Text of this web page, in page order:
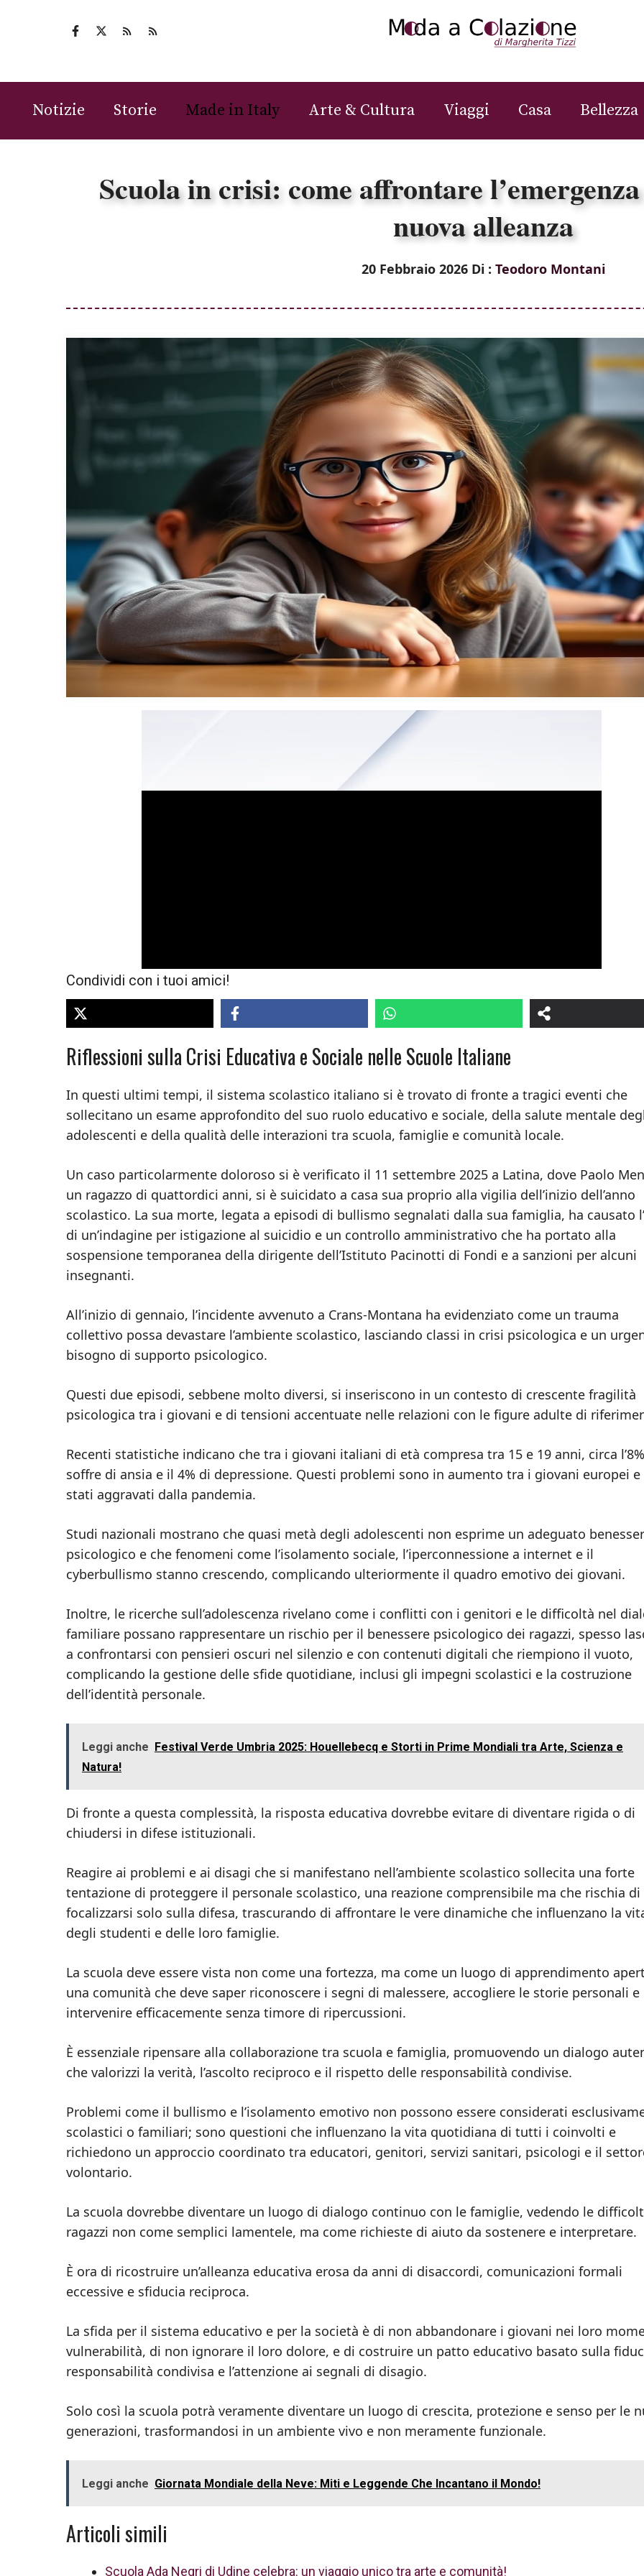
Notizie Storie Made in Italy Arte & Cultura Viaggi Casa Bellezza
Scuola in crisi: come affrontare
nuova alleanza
20 Febbraio 2026 Di : Teodoro Montani
Condividi con i tuoi amici!
Riflessioni sulla Crisi Educativa e Sociale nelle Scuole Italiane
In questi ultimi tempi, il sistema scolastico italiano si è trovato di fronte a tragici eventi che
sollecitano un esame approfondito del suo ruolo educativo e sociale, della salute mentale
adolescenti e della qualità delle interazioni tra scuola, famiglie e comunità locale.
Un caso particolarmente doloroso si è verificato il 11 settembre 2025 a Latina, dove Paolo
un ragazzo di quattordici anni, si è suicidato a casa sua proprio alla vigilia dell’inizio dell’anno
scolastico. La sua morte, legata a episodi di bullismo segnalati dalla sua famiglia, ha causato
di un’indagine per istigazione al suicidio e un controllo amministrativo che ha portato alla
sospensione temporanea della dirigente dell’Istituto Pacinotti di Fondi e a sanzioni per alcuni
insegnanti.
All’inizio di gennaio, l’incidente avvenuto a Crans-Montana ha evidenziato come un trauma
collettivo possa devastare l’ambiente scolastico, lasciando classi in crisi psicologica e un
bisogno di supporto psicologico.
Questi due episodi, sebbene molto diversi, si inseriscono in un contesto di crescente fragilità
psicologica tra i giovani e di tensioni accentuate nelle relazioni con le figure adulte di
Recenti statistiche indicano che tra i giovani italiani di età compresa tra 15 e 19 anni, circa l’8%
soffre di ansia e il 4% di depressione. Questi problemi sono in aumento tra i giovani europei e
stati aggravati dalla pandemia.
Studi nazionali mostrano che quasi metà degli adolescenti non esprime un adeguato
psicologico e che fenomeni come l’isolamento sociale, l’iperconnessione a internet e il
cyberbullismo stanno crescendo, complicando ulteriormente il quadro emotivo dei giovani.
Inoltre, le ricerche sull’adolescenza rivelano come i conflitti con i genitori e le difficoltà nel
familiare possano rappresentare un rischio per il benessere psicologico dei ragazzi, spesso
a confrontarsi con pensieri oscuri nel silenzio e con contenuti digitali che riempiono il vuoto,
complicando la gestione delle sfide quotidiane, inclusi gli impegni scolastici e la costruzione
dell’identità personale.
Leggi anche Festival Verde Umbria 2025: Houellebecq e Storti in Prime Mondiali tra Arte, Scienza e
Natura!
Di fronte a questa complessità, la risposta educativa dovrebbe evitare di diventare rigida o di
chiudersi in difese istituzionali.
Reagire ai problemi e ai disagi che si manifestano nell’ambiente scolastico sollecita una forte
tentazione di proteggere il personale scolastico, una reazione comprensibile ma che rischia di
focalizzarsi solo sulla difesa, trascurando di affrontare le vere dinamiche che influenzano la
degli studenti e delle loro famiglie.
La scuola deve essere vista non come una fortezza, ma come un luogo di apprendimento
una comunità che deve saper riconoscere i segni di malessere, accogliere le storie personali e
intervenire efficacemente senza timore di ripercussioni.
È essenziale ripensare alla collaborazione tra scuola e famiglia, promuovendo un dialogo
che valorizzi la verità, l’ascolto reciproco e il rispetto delle responsabilità condivise.
Problemi come il bullismo e l’isolamento emotivo non possono essere considerati
scolastici o familiari; sono questioni che influenzano la vita quotidiana di tutti i coinvolti e
richiedono un approccio coordinato tra educatori, genitori, servizi sanitari, psicologi e il
volontario.
La scuola dovrebbe diventare un luogo di dialogo continuo con le famiglie, vedendo le
ragazzi non come semplici lamentele, ma come richieste di aiuto da sostenere e interpretare.
È ora di ricostruire un’alleanza educativa erosa da anni di disaccordi, comunicazioni formali
eccessive e sfiducia reciproca.
La sfida per il sistema educativo e per la società è di non abbandonare i giovani nei loro
vulnerabilità, di non ignorare il loro dolore, e di costruire un patto educativo basato sulla
responsabilità condivisa e l’attenzione ai segnali di disagio.
Solo così la scuola potrà veramente diventare un luogo di crescita, protezione e senso per le
generazioni, trasformandosi in un ambiente vivo e non meramente funzionale.
Leggi anche Giornata Mondiale della Neve: Miti e Leggende Che Incantano il Mondo!
Articoli simili
Scuola Ada Negri di Udine celebra: un viaggio unico tra arte e comunità!